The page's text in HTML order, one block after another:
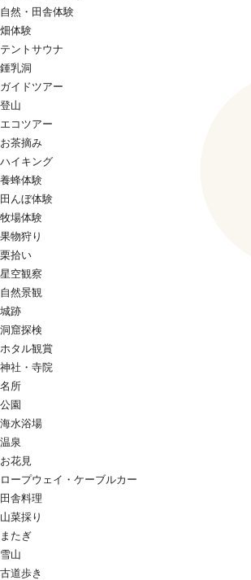
自然・田舎体験
畑体験
テントサウナ
鍾乳洞
ガイドツアー
登山
エコツアー
お茶摘み
ハイキング
養蜂体験
田んぼ体験
牧場体験
果物狩り
栗拾い
星空観察
自然景観
城跡
洞窟探検
ホタル観賞
神社・寺院
名所
公園
海水浴場
温泉
お花見
ロープウェイ・ケーブルカー
田舎料理
山菜採り
またぎ
雪山
古道歩き